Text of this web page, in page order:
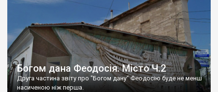
Богом дана Феодосія. Місто Ч.2
Друга частина звіту про "Богом дану" Феодосію буде не менш
насиченою ніж перша.